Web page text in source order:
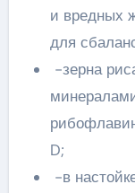
и вредных
для
-зерна
D;
-в